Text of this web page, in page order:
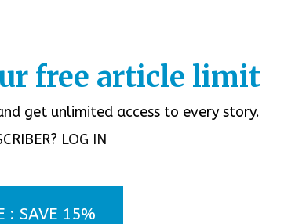
free article limit
get unlimited access to every story.
LOG IN
: SAVE 15%